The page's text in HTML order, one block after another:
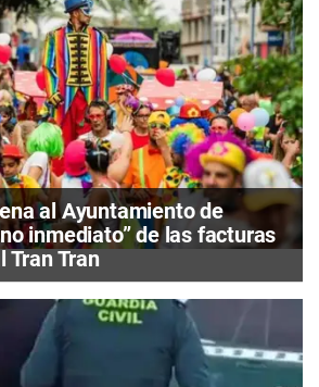
al Ayuntamiento de
inmediato” de las facturas
Tran Tran